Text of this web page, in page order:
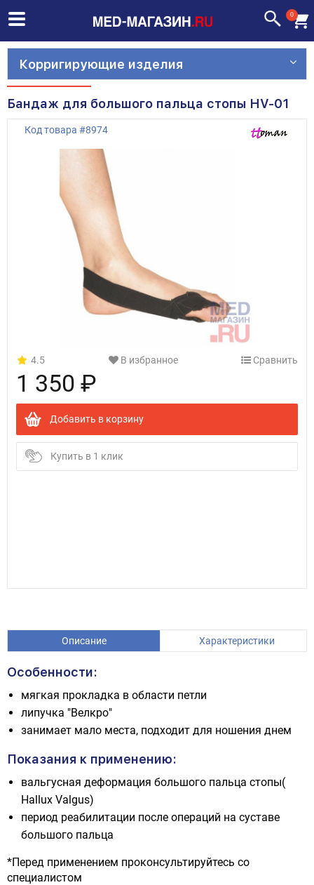
0
Корригирующие изделия
Бандаж для большого пальца стопы HV-01
Код товара #8974
4.5 В избранное Сравнить
1 350 ₽
Добавить в корзину
Купить в 1 клик
Описание Характеристики
Особенности:
мягкая прокладка в области петли
липучка "Велкро"
занимает мало места, подходит для ношения днем
Показания к применению:
вальгусная деформация большого пальца стопы(
Hallux Valgus)
период реабилитации после операций на суставе
большого пальца
*Перед применением проконсультируйтесь со
специалистом